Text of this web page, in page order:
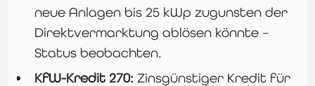
neue Anlagen bis 25 kWp zugunsten der
Direktvermarktung ablösen könnte –
Status beobachten.
KfW-Kredit 270: Zinsgünstiger Kredit für